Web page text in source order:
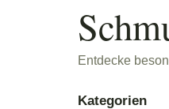
Entdecke
Kategorien